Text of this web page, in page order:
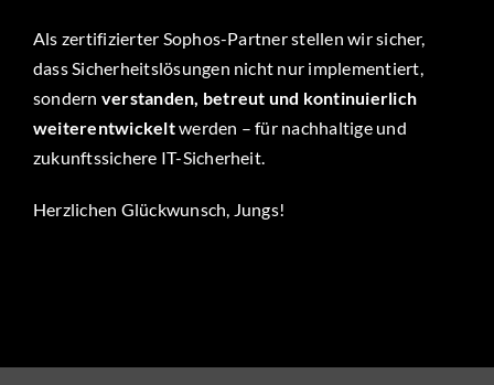
Als zertifizierter Sophos-Partner stellen wir sicher,
dass Sicherheitslösungen nicht nur implementiert,
sondern verstanden, betreut und kontinuierlich
weiterentwickeltwerden – für nachhaltige und
zukunftssichere IT-Sicherheit.
Herzlichen Glückwunsch, Jungs!